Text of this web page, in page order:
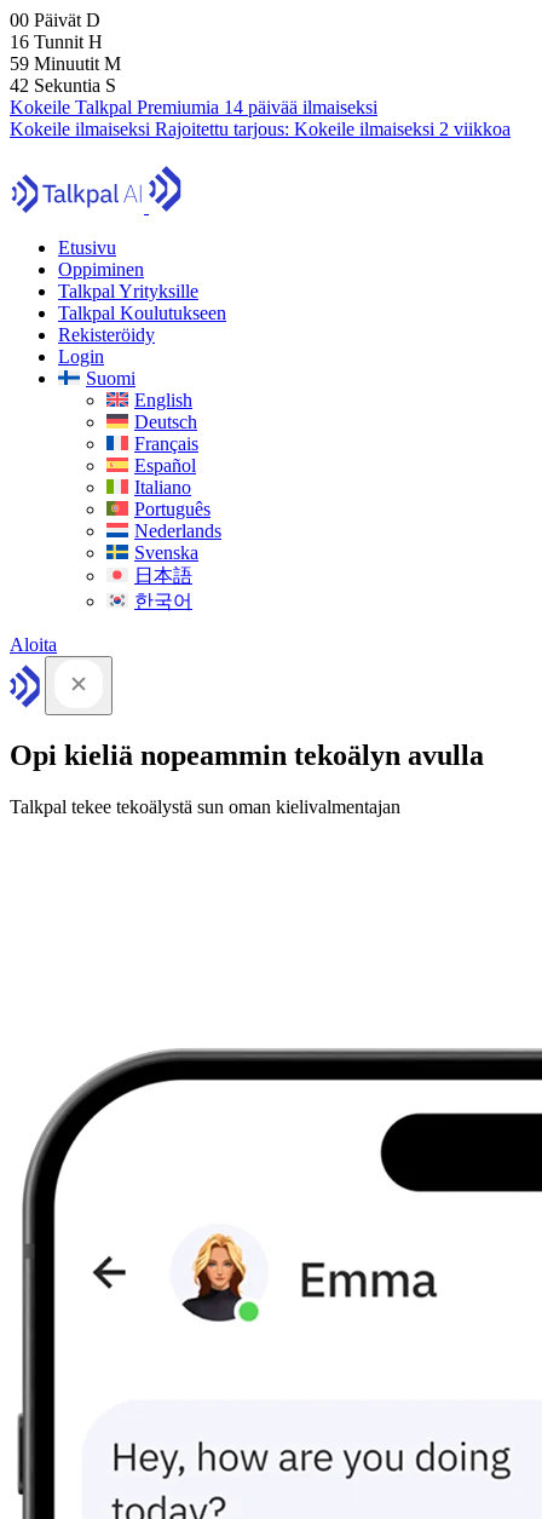
00 Päivät D
16 Tunnit H
59 Minuutit M
40 Sekuntia S
Kokeile Talkpal Premiumia 14 päivää ilmaiseksi
Kokeile ilmaiseksi Rajoitettu tarjous: Kokeile ilmaiseksi 2 viikkoa
Etusivu
Oppiminen
Talkpal Yrityksille
Talkpal Koulutukseen
Rekisteröidy
Login
Suomi
English
Deutsch
Français
Español
Italiano
Português
Nederlands
Svenska
日本語
한국어
Aloita
Opi kieliä nopeammin tekoälyn avulla
Talkpal tekee tekoälystä sun oman kielivalmentajan